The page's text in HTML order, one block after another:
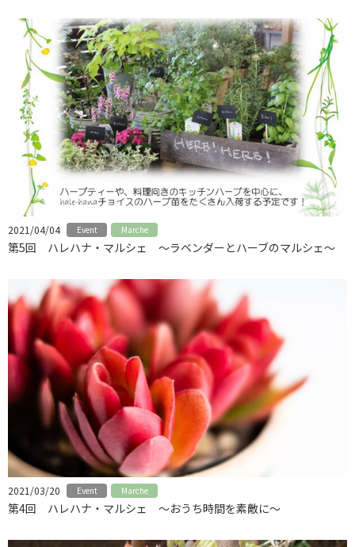
2021/04/04 Event Marche
第5回 ハレハナ・マルシェ ～ラベンダーとハーブのマルシェ～
2021/03/20 Event Marche
第4回 ハレハナ・マルシェ ～おうち時間を素敵に～